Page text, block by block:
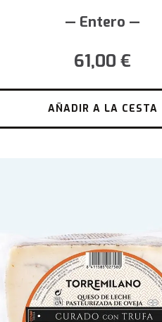
— Entero —
61,00 €
AÑADIR A LA CESTA